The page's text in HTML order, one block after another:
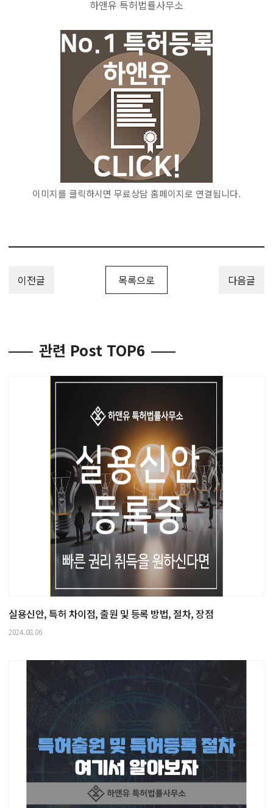
하앤유 특허법률사무소
이미지를 클릭하시면 무료상담 홈페이지로 연결됩니다.
이전글 목록으로 다음글
관련 Post TOP6
실용신안, 특허 차이점, 출원 및 등록 방법, 절차, 장점
2024.08.06